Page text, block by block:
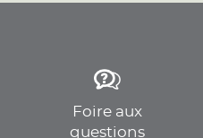
Foire aux
questions